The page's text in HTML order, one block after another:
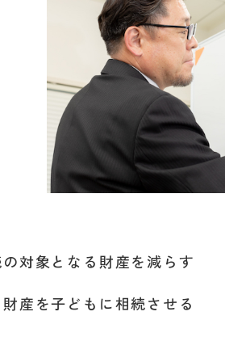
対象となる財産を減らす
産を子どもに相続させる